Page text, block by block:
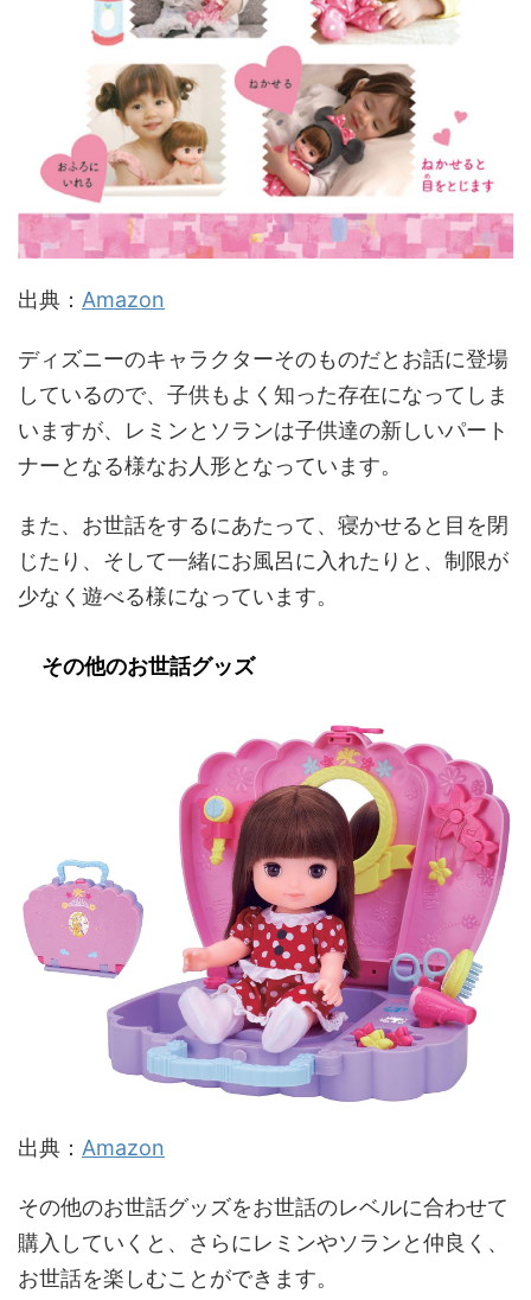
出典： Amazon
ディズニーのキャラクターそのものだとお話に登場
しているので、子供もよく知った存在になってしま
いますが、レミンとソランは子供達の新しいパート
ナーとなる様なお人形となっています。
また、お世話をするにあたって、寝かせると目を閉
じたり、そして一緒にお風呂に入れたりと、制限が
少なく遊べる様になっています。
その他のお世話グッズ
出典： Amazon
その他のお世話グッズをお世話のレベルに合わせて
購入していくと、さらにレミンやソランと仲良く、
お世話を楽しむことができます。